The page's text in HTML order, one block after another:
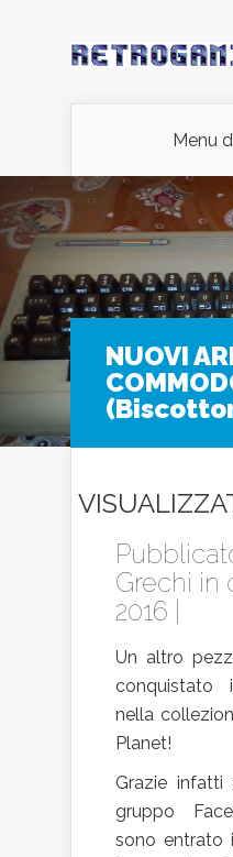
Menu
NUOVI
Grechi in
2016 |
Un altro
conquistato
nella
Planet!
Grazie
gruppo
sono entrato